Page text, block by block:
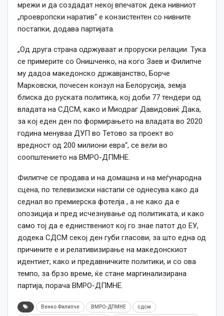
мрежи и да создадат некој впечаток дека нивниот
„проевропски наратив“ е конзистентен со нивните
постапки, додава партијата.
„Од друга страна одржуваат и проруски релации. Тука
се примерите со Онишченко, на кого Заев и Филипче
му дадоа македонско државјанство, Борче
Марковски, почесен конзул на Белорусија, земја
блиска до руската политика, кој доби 77 тендери од
владата на СДСМ, како и Миодраг Давидовиќ Дака,
за кој еден ден по формирањето на владата во 2020
година менуваа ДУП во Тетово за проект во
вредност од 200 милиони евра“, се вели во
соопштението на ВМРО-ДПМНЕ.
Филипче се продава и на домашна и на меѓународна
сцена, по телевизиски настапи се однесува како да
седнал во премиерска фотелја , а не како да е
опозиција и пред исчезнување од политиката, и како
само тој да е едниствениот кој го знае патот до ЕУ,
додека СДСМ секој ден губи гласови, за што една од
причините е и релативизирање на македонскиот
идентиет, како и предавничките политики, и со ова
темпо, за брзо време, ќе стане маргинализирана
партија, порача ВМРО-ДПМНЕ.
Венко Филипче ВМРО-ДПМНЕ сдсм